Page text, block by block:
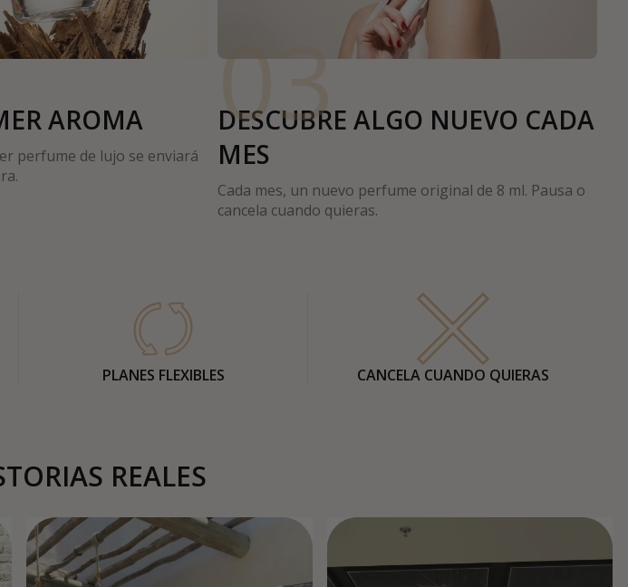
AROMA
perfume de lujo se enviará
03
DESCUBRE ALGO NUEVO CADA
MES
Cada mes, un nuevo perfume original de 8 ml. Pausa o
cancela cuando quieras.
PLANES FLEXIBLES CANCELA CUANDO QUIERAS
REALES